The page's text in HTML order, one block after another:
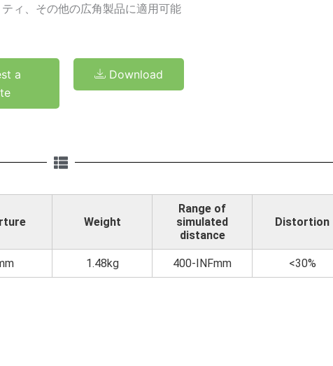
ィ、その他の広角製品に適用可能
a
Download
Weight
Range of
simulated
distance
Distortion
1.48kg 400-INFmm <30%